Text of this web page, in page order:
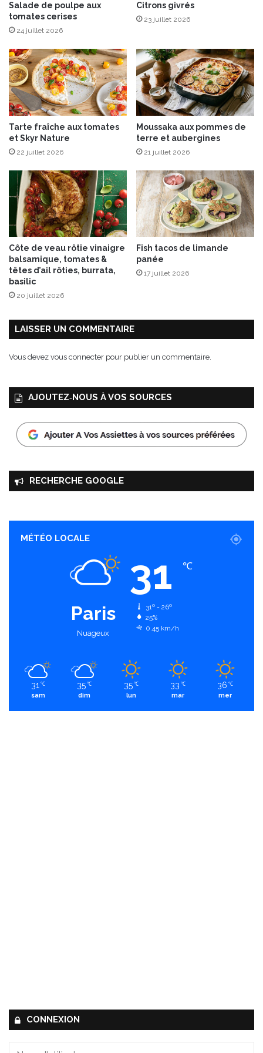
b
l
o
h
o
n
e
b
l
n
c
B
i
o
e
f
r
o
u
g
e
s
Salade de poulpe aux
tomates cerises
24 juillet 2026
Citrons givrés
23 juillet 2026
Tarte fraîche aux tomates
et Skyr Nature
22 juillet 2026
Moussaka aux pommes de
terre et aubergines
21 juillet 2026
Côte de veau rôtie vinaigre
balsamique, tomates &
têtes d’ail rôties, burrata,
basilic
20 juillet 2026
Fish tacos de limande
panée
17 juillet 2026
LAISSER UN COMMENTAIRE
Vous devez vous connecter pour publier un commentaire.
AJOUTEZ‑NOUS À VOS SOURCES
RECHERCHE GOOGLE
MÉTÉO LOCALE
Paris
Nuageux
31 ℃
31º - 26º
25%
0.45 km/h
31 ℃
sam
35 ℃
dim
35 ℃
lun
33 ℃
mar
36 ℃
mer
CONNEXION